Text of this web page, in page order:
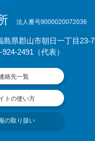
法人番号9000020072036
県郡山市朝日一丁目23-7
2491（代表）
絡先一覧
トの使い方
の取り扱い